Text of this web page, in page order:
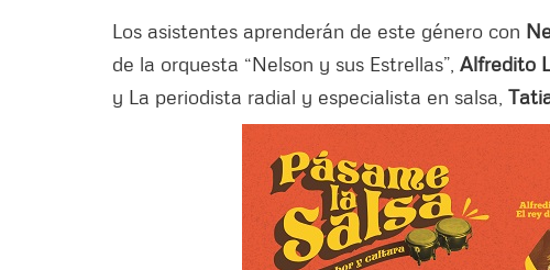
Los asistentes aprenderán de este género con
de la orquesta “Nelson y sus Estrellas”, Alfredito
y La periodista radial y especialista en salsa,